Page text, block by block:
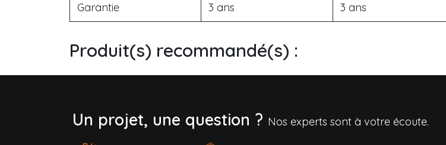
Garantie 3 ans 3 ans
Produit(s) recommandé(s) :
Un projet, une question ? Nos experts sont à votre écoute.